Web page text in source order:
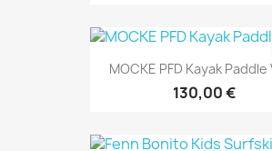
MOCKE PFD Kayak
130,00 €